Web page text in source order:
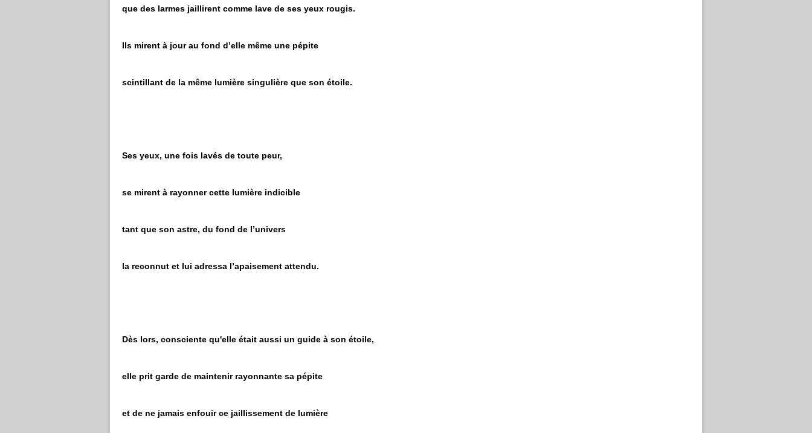
que des larmes jaillirent comme lave de ses yeux rougis.
Ils mirent à jour au fond d’elle même une pépite
scintillant de la même lumière singulière que son étoile.
Ses yeux, une fois lavés de toute peur,
se mirent à rayonner cette lumière indicible
tant que son astre, du fond de l’univers
la reconnut et lui adressa l’apaisement attendu.
Dès lors, consciente qu'elle était aussi un guide à son étoile,
elle prit garde de maintenir rayonnante sa pépite
et de ne jamais enfouir ce jaillissement de lumière